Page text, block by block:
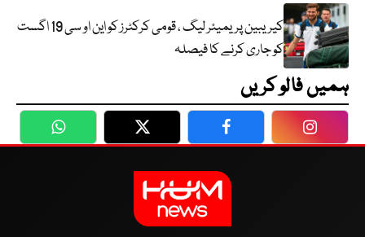
کیریبین پریمیئر لیگ ، قومی کرکٹرز کو این او سی 19 اگست
کو جاری کرنے کا فیصلہ
ہمیں فالو کریں
WhatsApp Twitter Facebook